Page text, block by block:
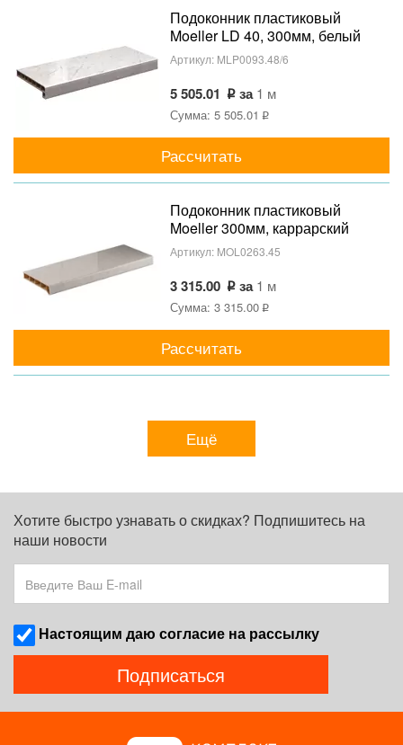
Подоконник пластиковый
Moeller LD 40, 300мм, белый
агат
Артикул: MLP0093.48/6
5 505.01 за1 м
Сумма: 5 505.01
Рассчитать
Подоконник пластиковый
Moeller 300мм, каррарский
мрамор глянцевый
Артикул: MOL0263.45
3 315.00 за1 м
Сумма: 3 315.00
Рассчитать
Ещё
Хотите быстро узнавать о скидках? Подпишитесь на
наши новости
Наcтоящим даю согласие на рассылку
Подписаться